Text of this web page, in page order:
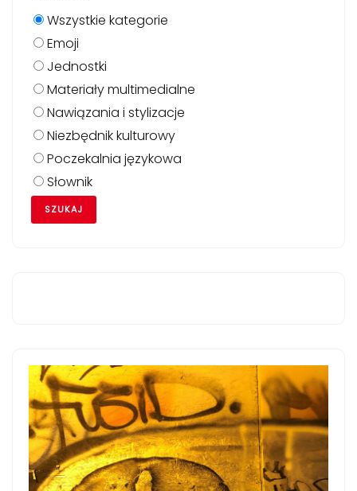
Wszystkie kategorie
Emoji
Jednostki
Materiały multimedialne
Nawiązania i stylizacje
Niezbędnik kulturowy
Poczekalnia językowa
Słownik